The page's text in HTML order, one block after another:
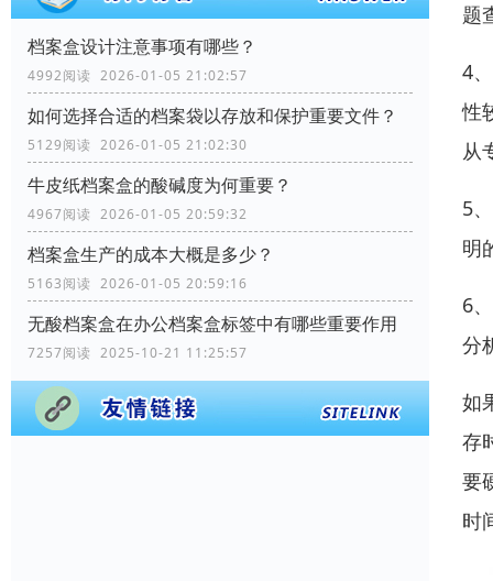
档案盒设计注意事项有哪些？
4992阅读 2026-01-05 21:02:57
如何选择合适的档案袋以存放和保护重要文件？
5129阅读 2026-01-05 21:02:30
牛皮纸档案盒的酸碱度为何重要？
4967阅读 2026-01-05 20:59:32
档案盒生产的成本大概是多少？
5163阅读 2026-01-05 20:59:16
无酸档案盒在办公档案盒标签中有哪些重要作用
7257阅读 2025-10-21 11:25:57
题
4
性
从
5
明
6
分
如
存
要
时